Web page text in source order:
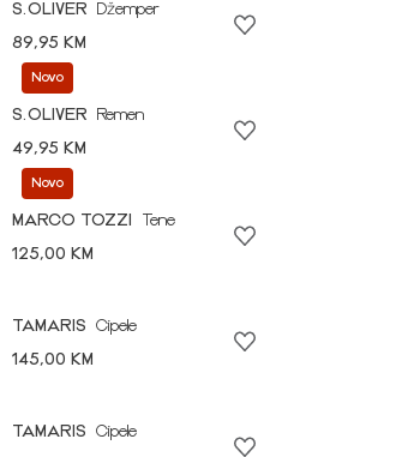
S.OLIVER
Džemper
89,95 KM
Novo
S.OLIVER
Remen
49,95 KM
Novo
MARCO TOZZI
Tene
125,00 KM
TAMARIS
Cipele
145,00 KM
TAMARIS
Cipele